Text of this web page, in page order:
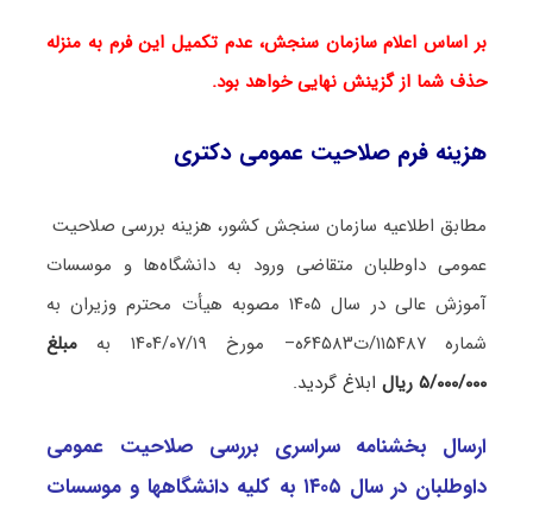
بر اساس اعلام سازمان سنجش، عدم تکمیل این فرم به منزله
حذف شما از گزینش نهایی خواهد بود.
هزینه فرم صلاحیت عمومی دکتری
مطابق اطلاعیه سازمان سنجش کشور، هزینه بررسی صلاحیت
عمومی داوطلبان متقاضی ورود به دانشگاه‌ها و موسسات
آموزش عالی در سال ۱۴۰۵ مصوبه هیأت محترم وزیران به
شماره ۱۱۵۴۸۷/ت۶۴۵۸۳ه– مورخ ۱۴۰۴/۰۷/۱۹ به
مبلغ
۵/۰۰۰/۰۰۰ ریال
ابلاغ گردید.
ارسال بخشنامه سراسری بررسی صلاحیت عمومی
داوطلبان در سال ۱۴۰۵ به کلیه دانشگاهها و موسسات